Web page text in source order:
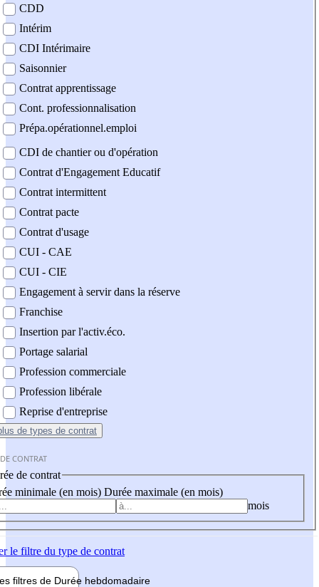
CDD
Intérim
CDI Intérimaire
Saisonnier
Contrat apprentissage
Cont. professionnalisation
Prépa.opérationnel.emploi
CDI de chantier ou d'opération
Contrat d'Engagement Educatif
Contrat intermittent
Contrat pacte
Contrat d'usage
CUI - CAE
CUI - CIE
Engagement à servir dans la réserve
Franchise
Insertion par l'activ.éco.
Portage salarial
Profession commerciale
Profession libérale
Reprise d'entreprise
de types de contrat
CONTRAT
de contrat
minimale (en mois) Durée maximale (en mois)
mois
le filtre du type de contrat
filtres de Durée hebdomadaire